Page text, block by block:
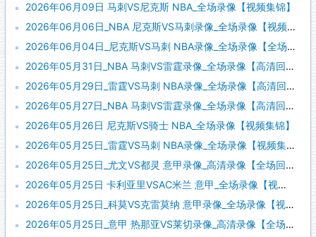
2026年06月09日 马刺VS尼克斯 NBA_全场录像【视频集锦】
2026年06月06日_NBA 尼克斯VS马刺录像_全场录像【视频集锦】
2026年06月04日_尼克斯VS马刺 NBA录像_全场录像【全场回放】
2026年05月31日_NBA 马刺VS雷霆录像_全场录像【高清回放】
2026年05月29日_雷霆VS马刺 NBA录像_全场录像【高清回放】
2026年05月27日_NBA 马刺VS雷霆录像_全场录像【高清回放】
2026年05月26日 尼克斯VS骑士 NBA_全场录像【视频集锦】
2026年05月25日_雷霆VS马刺 NBA录像_全场录像【视频集锦】
2026年05月25日_尤文VS都灵 意甲录像_高清录像【全场回放】
2026年05月25日 卡利亚里VSAC米兰 意甲_全场录像【视频集锦】
2026年05月25日_科莫VS克雷莫纳 意甲录像_全场录像【视频集锦】
2026年05月25日_意甲 热那亚VS莱切录像_高清录像【全场回放】